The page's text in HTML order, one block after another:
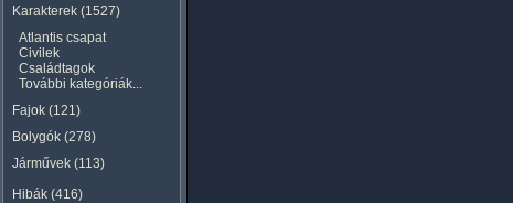
Karakterek (1527)
Atlantis csapat
Civilek
Családtagok
További kategóriák...
Fajok (121)
Bolygók (278)
Járművek (113)
Hibák (416)